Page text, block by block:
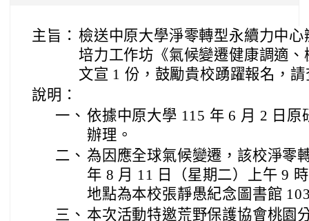
主旨： 檢送中原大學淨零轉型永續力中
培力工作坊《氣候變遷健康調適
文宣 1 份，鼓勵貴校踴躍報名，
說明：
一、 依據中原大學 115 年 6 月 2 日原
辦理。
二、 為因應全球氣候變遷，該校淨零
年 8 月 11 日（星期二）上午 9
地點為本校張靜愚紀念圖書館
三、 本次活動特邀荒野保護協會桃園